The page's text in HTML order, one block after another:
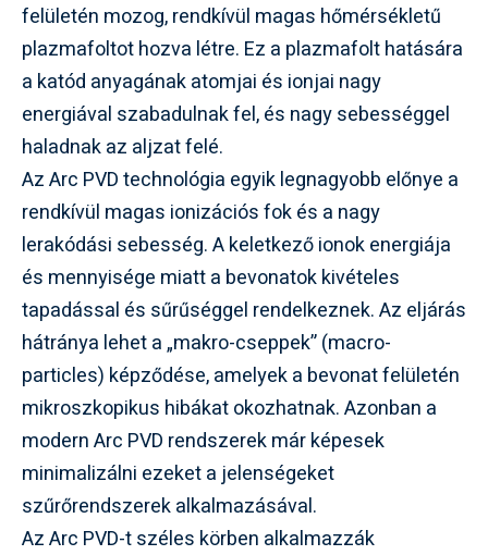
felületén mozog, rendkívül magas hőmérsékletű
plazmafoltot hozva létre. Ez a plazmafolt hatására
a katód anyagának atomjai és ionjai nagy
energiával szabadulnak fel, és nagy sebességgel
haladnak az aljzat felé.
Az Arc PVD technológia egyik legnagyobb előnye a
rendkívül magas ionizációs fok és a nagy
lerakódási sebesség. A keletkező ionok energiája
és mennyisége miatt a bevonatok kivételes
tapadással és sűrűséggel rendelkeznek. Az eljárás
hátránya lehet a „makro-cseppek” (macro-
particles) képződése, amelyek a bevonat felületén
mikroszkopikus hibákat okozhatnak. Azonban a
modern Arc PVD rendszerek már képesek
minimalizálni ezeket a jelenségeket
szűrőrendszerek alkalmazásával.
Az Arc PVD-t széles körben alkalmazzák